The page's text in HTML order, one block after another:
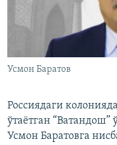
Усмон Баратов
Россиядаги
ўтаётган
Усмон Баратовга